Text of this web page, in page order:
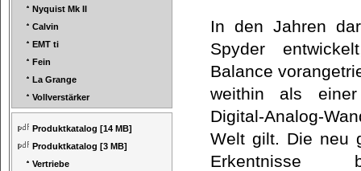
Nyquist Mk II
Calvin
EMT ti
Fein
La Grange
Vollverstärker
Produktkatalog [14 MB]
Produktkatalog [3 MB]
Vertriebe
In den Jahren
Spyder
Balance
weithin als
Digital-Analog-
Welt gilt. Die neu